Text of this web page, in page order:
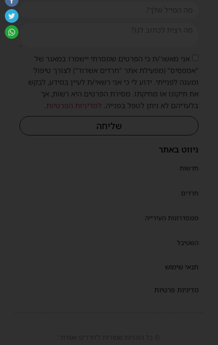
ניווט באתר
חדשות
חרדים
ממסדרונות העירייה
השטיבל
תנאי שימוש
מדיניות פרטיות
אני מאשר/ת כי הפרטים שמסרתי יישמרו במאגר של
"אמפסיס" (מפעילת אתר "חרדים אשדוד") לצורך טיפול
ומענה לפנייתי. ידוע לי כי אני רשאי/ת לעיין במידע, לבקש
את תיקונו או מחיקתו. מסירת הפרטים היא רשות, אך
בלעדיהם לא ניתן לטפל בפנייה. למדיניות הפרטיות.
שליחה
© כל הזכויות שמורות ל'חרדים אשדוד'